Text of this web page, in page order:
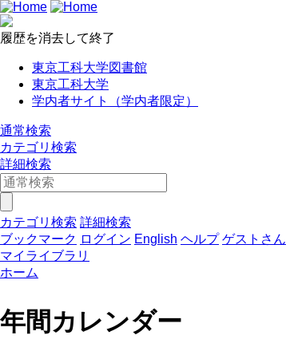
履歴を消去して終了
東京工科大学図書館
東京工科大学
学内者サイト（学内者限定）
通常検索
カテゴリ検索
詳細検索
カテゴリ検索 詳細検索
ブックマーク ログイン English ヘルプ ゲストさん
マイライブラリ
ホーム
年間カレンダー